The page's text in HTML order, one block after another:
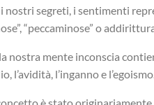
segreti, i sentimenti
“peccaminose” o addirittura
nostra mente inconscia
l’avidità, l’inganno e l’egoismo.
è stato